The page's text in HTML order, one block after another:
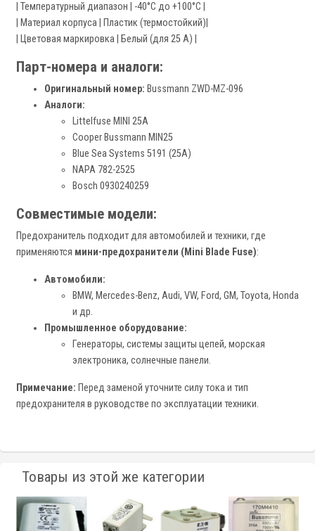
| Температурный диапазон | -40°C до +100°C |
| Материал корпуса | Пластик (термостойкий)|
| Цветовая маркировка | Белый (для 25 А) |
Парт-номера и аналоги:
Оригинальный номер: Bussmann ZWD-MZ-096
Аналоги:
Littelfuse MINI 25A
Cooper Bussmann MIN25
Blue Sea Systems 5191 (25A)
NAPA 782-2525
Bosch 0930240259
Совместимые модели:
Предохранитель подходит для автомобилей и техники, где
применяются мини-предохранители (Mini Blade Fuse):
Автомобили:
BMW, Mercedes-Benz, Audi, VW, Ford, GM, Toyota, Honda
и др.
Промышленное оборудование:
Генераторы, системы защиты цепей, морская
электроника, солнечные панели.
Примечание: Перед заменой уточните силу тока и тип
предохранителя в руководстве по эксплуатации техники.
Товары из этой же категории